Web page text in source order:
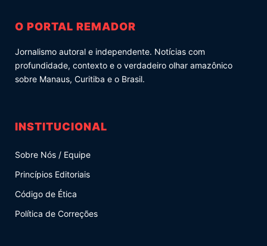
O PORTAL REMADOR
Jornalismo autoral e independente. Notícias com
profundidade, contexto e o verdadeiro olhar amazônico
sobre Manaus, Curitiba e o Brasil.
INSTITUCIONAL
Sobre Nós / Equipe
Princípios Editoriais
Código de Ética
Política de Correções